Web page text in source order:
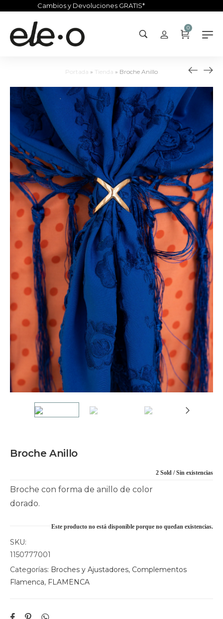
Cambios y Devoluciones GRATIS*
0
Portada » Tienda » Broche Anillo
Broche Anillo
2 Sold Sin existencias
Broche con forma de anillo de color
dorado.
Este producto no está disponible porque no quedan existencias.
SKU:
1150777001
Categorías: Broches y Ajustadores, Complementos
Flamenca, FLAMENCA